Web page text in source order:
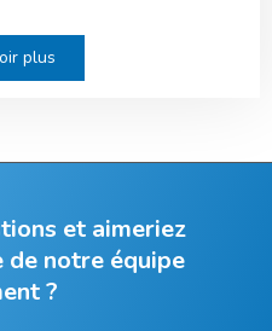
plus
et aimeriez
de notre équipe
?